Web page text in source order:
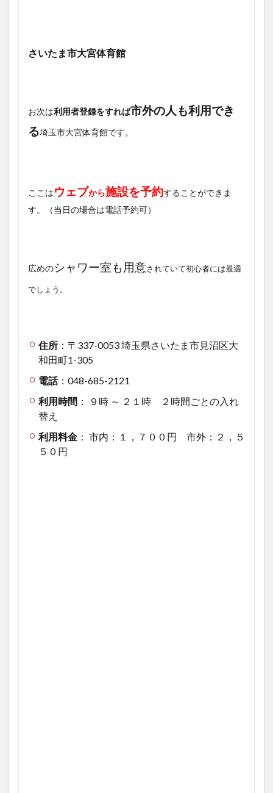
さいたま市大宮体育館
お次は利用者登録をすれば市外の人も利用でき
る埼玉市大宮体育館です。
ここはウェブから施設を予約することができま
す。（当日の場合は電話予約可）
広めのシャワー室も用意されていて初心者には最適
でしょう。
住所 ：〒337-0053 埼玉県さいたま市見沼区大
和田町1-305
電話：048-685-2121
利用時間 ： ９時 ～ ２１時 ２時間ごとの入れ
替え
利用料金 ： 市内：１，７００円 市外：２，５
５０円